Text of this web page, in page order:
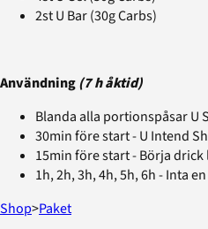
2st U Bar (30g Carbs)
Användning(7 h åktid)
Blanda alla portionspåsar U
30min före start - U Intend
15min före start - Börja
1h, 2h, 3h, 4h, 5h, 6h - Inta
Shop>Paket